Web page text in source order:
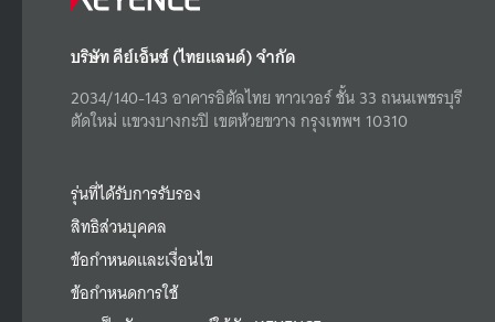
บริษัท คีย์เอ็นซ์ (ไทยแลนด์) จำกัด
2034/140-143 อาคารอิตัลไทย ทาวเวอร์ ชั้น 33 ถนนเพชรบุรี
ตัดใหม่ แขวงบางกะปิ เขตห้วยขวาง กรุงเทพฯ 10310
รุ่นที่ได้รับการรับรอง
สิทธิส่วนบุคคล
ข้อกำหนดและเงื่อนไข
ข้อกำหนดการใช้